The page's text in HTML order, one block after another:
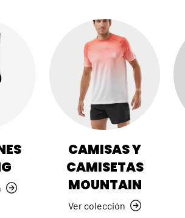
CAMISAS Y
CAMISETAS
MOUNTAIN
Ver colección